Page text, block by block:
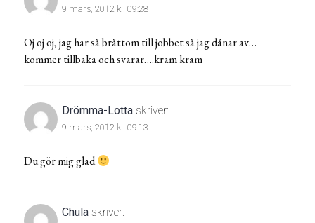
9 mars, 2012 kl. 09:28
Oj oj oj, jag har så bråttom till jobbet så jag dånar av…
kommer tillbaka och svarar….kram kram
Drömma-Lotta skriver:
9 mars, 2012 kl. 09:13
Du gör mig glad
Chula skriver: